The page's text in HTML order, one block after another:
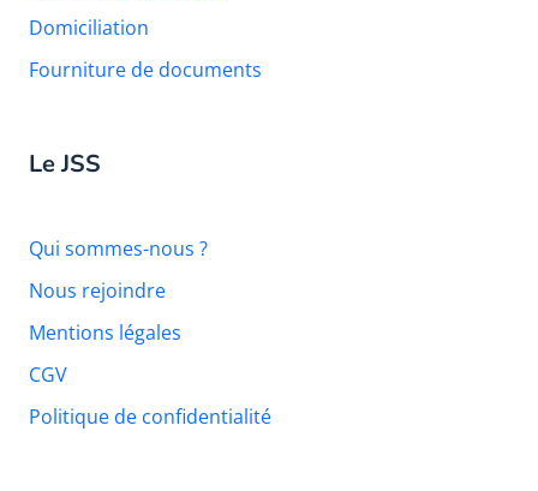
Domiciliation
Fourniture de documents
Le JSS
Qui sommes-nous ?
Nous rejoindre
Mentions légales
CGV
Politique de confidentialité